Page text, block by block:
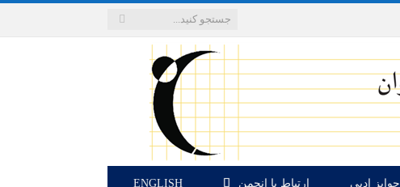
جوایز ادبی ارتباط با انجمن ENGLISH